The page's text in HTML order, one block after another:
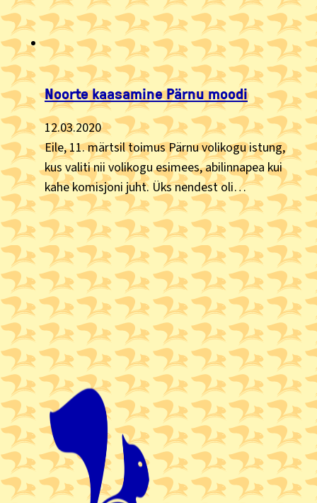
Noorte kaasamine Pärnu moodi
12.03.2020
Eile, 11. märtsil toimus Pärnu volikogu istung,
kus valiti nii volikogu esimees, abilinnapea kui
kahe komisjoni juht. Üks nendest oli…